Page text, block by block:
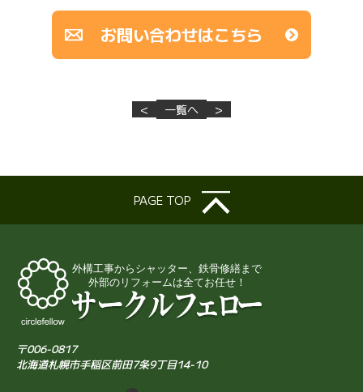
お問い合わせはこちら
< 一覧へ >
PAGE TOP
〒006-0817
北海道札幌市手稲区前田7条9丁目14-10